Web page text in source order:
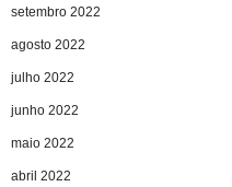
setembro 2022
agosto 2022
julho 2022
junho 2022
maio 2022
abril 2022